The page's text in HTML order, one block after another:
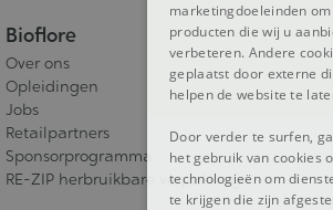
Bioflore
Over ons
Opleidingen
Jobs
Retailpartners
Sponsorprogramma
RE-ZIP herbruikbare verpakking
marketingdoeleinden
producten die wij u
verbeteren. Andere
geplaatst door externe
helpen de website te
Door verder te surfen,
het gebruik van cookies
technologieën om
te krijgen die zijn